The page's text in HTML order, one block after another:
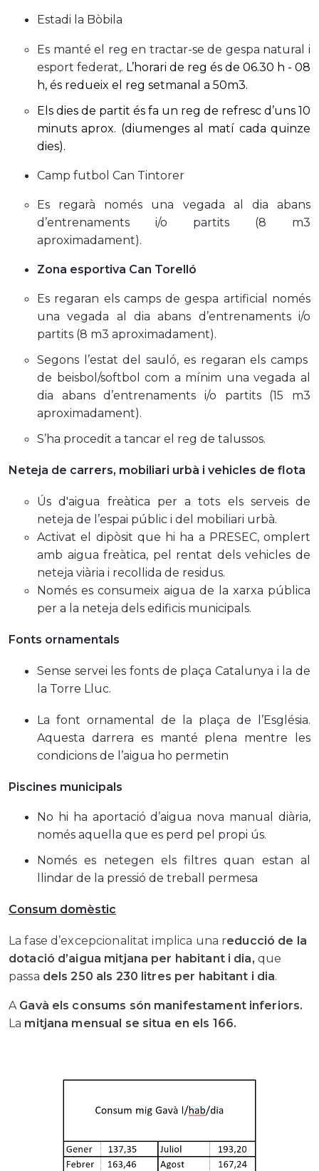
Estadi la Bòbila
Es manté el reg en tractar-se de gespa natural i
esport federat,. L’horari de reg és de 06.30 h - 08
h, és redueix el reg setmanal a 50m3.
Els dies de partit és fa un reg de refresc d’uns 10
minuts aprox. (diumenges al matí cada quinze
dies).
Camp futbol Can Tintorer
Es regarà només una vegada al dia abans
d’entrenaments i/o partits (8 m3
aproximadament).
Zona esportiva Can Torelló
Es regaran els camps de gespa artificial només
una vegada al dia abans d’entrenaments i/o
partits (8 m3 aproximadament).
Segons l’estat del sauló, es regaran els camps
de beisbol/softbol com a mínim una vegada al
dia abans d’entrenaments i/o partits (15 m3
aproximadament).
S’ha procedit a tancar el reg de talussos.
Neteja de carrers, mobiliari urbà i vehicles de flota
Ús d'aigua freàtica per a tots els serveis de
neteja de l’espai públic i del mobiliari urbà.
Activat el dipòsit que hi ha a PRESEC, omplert
amb aigua freàtica, pel rentat dels vehicles de
neteja viària i recollida de residus.
Només es consumeix aigua de la xarxa pública
per a la neteja dels edificis municipals.
Fonts ornamentals
Sense servei les fonts de plaça Catalunya i la de
la Torre Lluc.
La font ornamental de la plaça de l’Església.
Aquesta darrera es manté plena mentre les
condicions de l’aigua ho permetin
Piscines municipals
No hi ha aportació d’aigua nova manual diària,
només aquella que es perd pel propi ús.
Només es netegen els filtres quan estan al
llindar de la pressió de treball permesa
Consum domèstic
La fase d’excepcionalitat implica una reducció de la
dotació d’aigua mitjana per habitant i dia, que
passa dels 250 als 230 litres per habitant i dia.
A Gavà els consums són manifestament inferiors.
La mitjana mensual se situa en els 166.